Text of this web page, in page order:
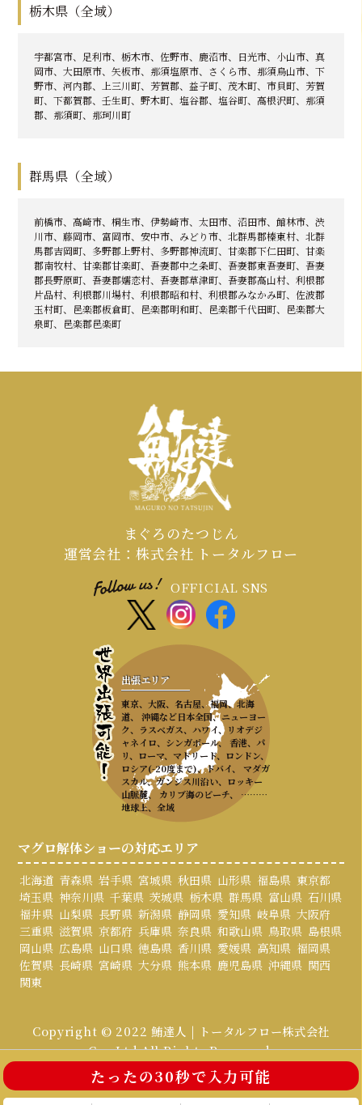
たったの30秒で入力可能
栃木県（全域）
宇都宮市、足利市、栃木市、佐野市、鹿沼市、日光市、小山市、真
岡市、大田原市、矢板市、那須塩原市、さくら市、那須烏山市、下
野市、河内郡、上三川町、芳賀郡、益子町、茂木町、市貝町、芳賀
町、下都賀郡、壬生町、野木町、塩谷郡、塩谷町、高根沢町、那須
郡、那須町、那珂川町
群馬県（全域）
前橋市、高崎市、桐生市、伊勢崎市、太田市、沼田市、館林市、渋
川市、藤岡市、富岡市、安中市、みどり市、北群馬郡榛東村、北群
馬郡吉岡町、多野郡上野村、多野郡神流町、甘楽郡下仁田町、甘楽
郡南牧村、甘楽郡甘楽町、吾妻郡中之条町、吾妻郡東吾妻町、吾妻
郡長野原町、吾妻郡嬬恋村、吾妻郡草津町、吾妻郡高山村、利根郡
片品村、利根郡川場村、利根郡昭和村、利根郡みなかみ町、佐波郡
玉村町、邑楽郡板倉町、邑楽郡明和町、邑楽郡千代田町、邑楽郡大
泉町、邑楽郡邑楽町
まぐろのたつじん
運営会社：株式会社 トータルフロー
OFFICIAL SNS
出張エリア
東京、大阪、名古屋、福岡、北海
道、 沖縄など日本全国、ニューヨー
ク、ラスベガス、ハワイ、リオデジ
ャネイロ、シンガポール、 香港、パ
リ、ローマ、マドリード、ロンドン、
ロシア(-20度まで)、ドバイ、 マダガ
スカル、ガンジス川沿い、ロッキー
山脈麓、 カリブ海のビーチ、 ………
地球上、全域
マグロ解体ショーの対応エリア
北海道 青森県 岩手県 宮城県 秋田県 山形県 福島県 東京都
埼玉県 神奈川県 千葉県 茨城県 栃木県 群馬県 富山県 石川県
福井県 山梨県 長野県 新潟県 静岡県 愛知県 岐阜県 大阪府
三重県 滋賀県 京都府 兵庫県 奈良県 和歌山県 鳥取県 島根県
岡山県 広島県 山口県 徳島県 香川県 愛媛県 高知県 福岡県
佐賀県 長崎県 宮崎県 大分県 熊本県 鹿児島県 沖縄県 関西
関東
Copyright © 2022 鮪達人 | トータルフロー株式会社
Co., Ltd All Rights Reserved.